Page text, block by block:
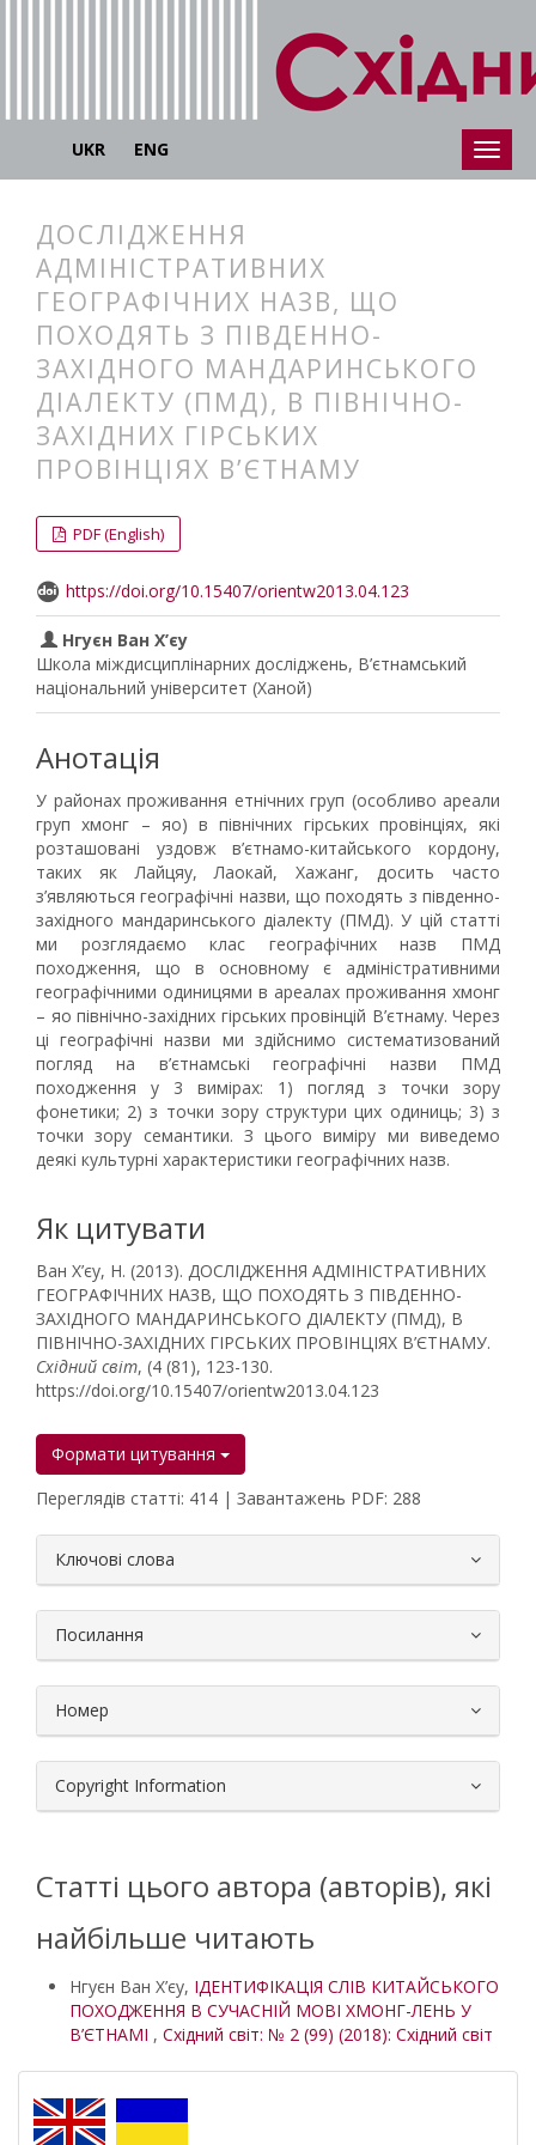
UKR ENG
ДОСЛІДЖЕННЯ
АДМІНІСТРАТИВНИХ
ГЕОГРАФІЧНИХ НАЗВ, ЩО
ПОХОДЯТЬ З ПІВДЕННО-
ЗАХІДНОГО МАНДАРИНСЬКОГО
ДІАЛЕКТУ (ПМД), В ПІВНІЧНО-
ЗАХІДНИХ ГІРСЬКИХ
ПРОВІНЦІЯХ В’ЄТНАМУ
PDF (English)
https://doi.org/10.15407/orientw2013.04.123
Нгуєн Ван Х’єу
Школа міждисциплінарних досліджень, В’єтнамський
національний університет (Ханой)
Анотація
У районах проживання етнічних груп (особливо ареали
груп хмонг – яо) в північних гірських провінціях, які
розташовані уздовж в’єтнамо-китайського кордону,
таких як Лайцяу, Лаокай, Хажанг, досить часто
з’являються географічні назви, що походять з південно-
західного мандаринського діалекту (ПМД). У цій статті
ми розглядаємо клас географічних назв ПМД
походження, що в основному є адміністративними
географічними одиницями в ареалах проживання хмонг
– яо північно-західних гірських провінцій В’єтнаму. Через
ці географічні назви ми здійснимо систематизований
погляд на в’єтнамські географічні назви ПМД
походження у 3 вимірах: 1) погляд з точки зору
фонетики; 2) з точки зору структури цих одиниць; 3) з
точки зору семантики. З цього виміру ми виведемо
деякі культурні характеристики географічних назв.
Як цитувати
Ван Х’єу, Н. (2013). ДОСЛІДЖЕННЯ АДМІНІСТРАТИВНИХ
ГЕОГРАФІЧНИХ НАЗВ, ЩО ПОХОДЯТЬ З ПІВДЕННО-
ЗАХІДНОГО МАНДАРИНСЬКОГО ДІАЛЕКТУ (ПМД), В
ПІВНІЧНО-ЗАХІДНИХ ГІРСЬКИХ ПРОВІНЦІЯХ В’ЄТНАМУ.
Східний світ, (4 (81), 123-130.
https://doi.org/10.15407/orientw2013.04.123
Формати цитування
Переглядів статті: 414 | Завантажень PDF: 288
Ключові слова
Посилання
Номер
Copyright Information
Статті цього автора (авторів), які
найбільше читають
Нгуєн Ван Х’єу, ІДЕНТИФІКАЦІЯ СЛІВ КИТАЙСЬКОГО
ПОХОДЖЕННЯ В СУЧАСНІЙ МОВІ ХМОНГ-ЛЕНЬ У
В’ЄТНАМІ , Східний світ: № 2 (99) (2018): Східний світ